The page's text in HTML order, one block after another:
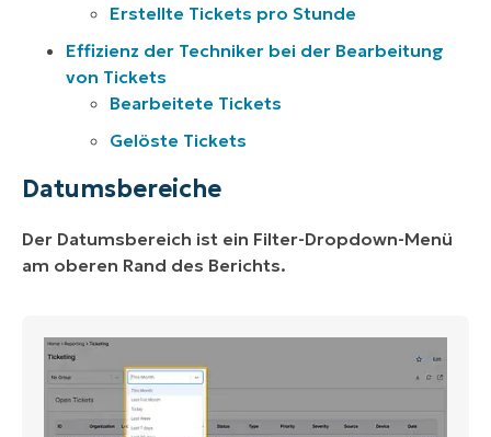
Erstellte Tickets pro Stunde
Effizienz der Techniker bei der Bearbeitung
von Tickets
Bearbeitete Tickets
Gelöste Tickets
Datumsbereiche
Der Datumsbereich ist ein Filter-Dropdown-Menü
am oberen Rand des Berichts.